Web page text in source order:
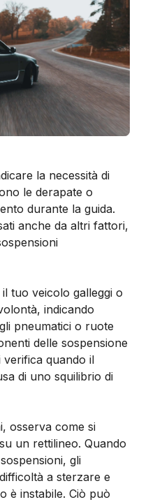
la necessità di
le derapate o
durante la guida.
anche da altri fattori,
tuo veicolo galleggi o
indicando
pneumatici o ruote
delle sospensione
verifica quando il
di uno squilibrio di
osserva come si
un rettilineo. Quando
gli
a sterzare e
è instabile. Ciò può